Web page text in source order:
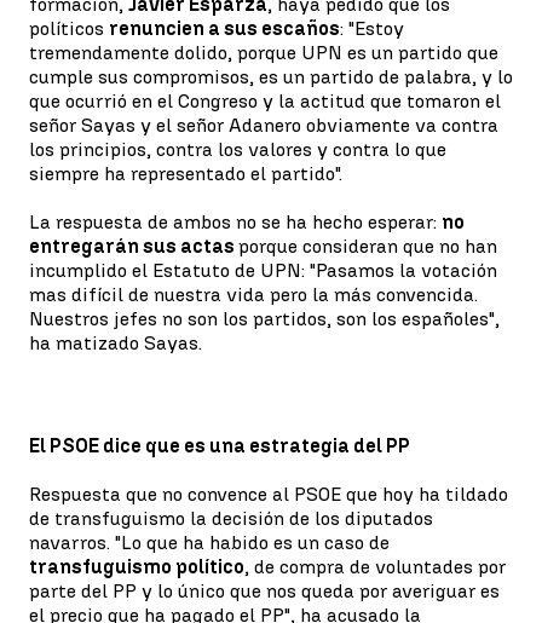
políticos renuncien a sus escaños: "Estoy
tremendamente dolido, porque UPN es un partido que
cumple sus compromisos, es un partido de palabra, y lo
que ocurrió en el Congreso y la actitud que tomaron el
señor Sayas y el señor Adanero obviamente va contra
los principios, contra los valores y contra lo que
siempre ha representado el partido".
La respuesta de ambos no se ha hecho esperar: no
entregarán sus actas porque consideran que no han
incumplido el Estatuto de UPN: "Pasamos la votación
mas difícil de nuestra vida pero la más convencida.
Nuestros jefes no son los partidos, son los españoles",
ha matizado Sayas.
El PSOE dice que es una estrategia del PP
Respuesta que no convence al PSOE que hoy ha tildado
de transfuguismo la decisión de los diputados
navarros. "Lo que ha habido es un caso de
transfuguismo político, de compra de voluntades por
parte del PP y lo único que nos queda por averiguar es
el precio que ha pagado el PP", ha acusado la